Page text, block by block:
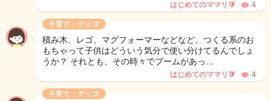
はじめてのママリ🔰 4
子育て・グッズ
積み木、レゴ、マグフォーマーなどなど、つくる系のお
もちゃって子供はどういう気分で使い分けてるんでしょ
うか？ それとも、その時々でブームがあっ…
はじめてのママリ🔰 4
子育て・グッズ